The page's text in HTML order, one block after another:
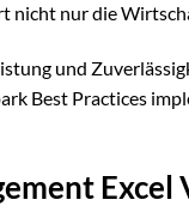
nicht nur die
und
Best Practices